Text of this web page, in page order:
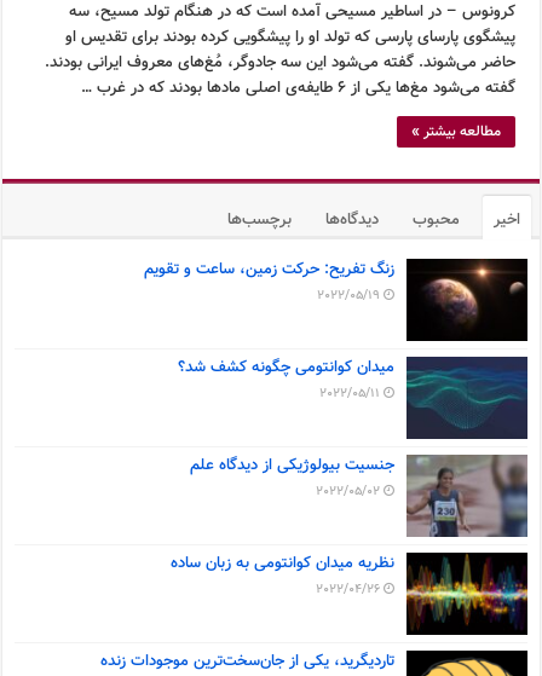
کرونوس – در اساطیر مسیحی آمده است که در هنگام تولد مسیح، سه
پیشگوی پارسای پارسی که تولد او را پیشگویی کرده بودند برای تقدیس او
حاضر می‌شوند. گفته می‌شود این سه جادوگر، مُغ‌های معروف ایرانی بودند.
گفته می‌شود مغ‌ها یکی از ۶ طایفه‌ی اصلی مادها بودند که در غرب …
مطالعه بیشتر »
اخیر محبوب دیدگاه‌ها برچسب‌ها
زنگ تفریح: حرکت زمین، ساعت و تقویم
2022/05/19
میدان کوانتومی چگونه کشف شد؟
2022/05/11
جنسیت بیولوژیکی از دیدگاه علم
2022/05/02
نظریه میدان کوانتومی به زبان ساده
2022/04/26
تاردیگرید، یکی از جان‌سخت‌ترین موجودات زنده